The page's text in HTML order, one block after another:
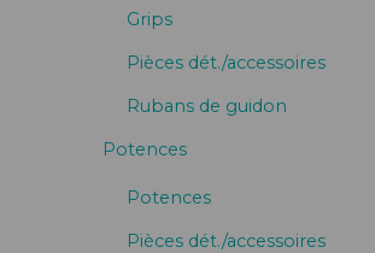
Grips
Pièces dét./accessoires
Rubans de guidon
Potences
Potences
Pièces dét./accessoires